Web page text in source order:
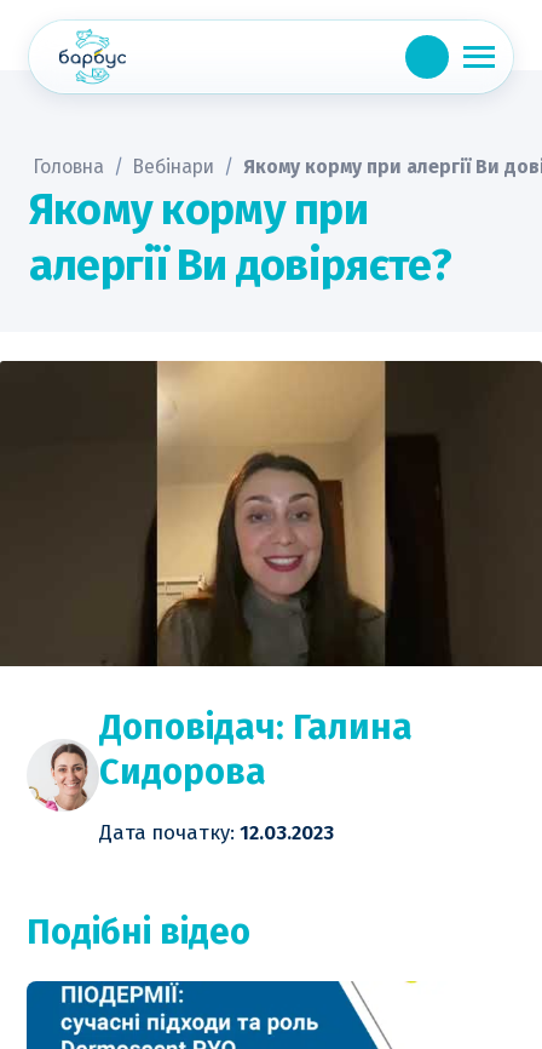
content
Головна / Вебінари / Якому корму при алергії Ви
Якому корму при
алергії Ви довіряєте?
Доповідач: Галина
Сидорова
Дата початку: 12.03.2023
Подібні відео